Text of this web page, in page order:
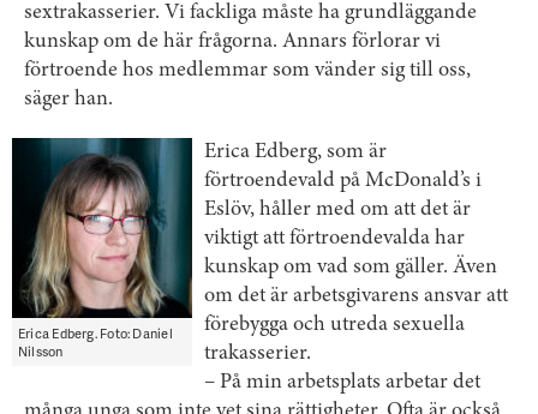
sextrakasserier. Vi fackliga måste ha grundläggande
kunskap om de här frågorna. Annars förlorar vi
förtroende hos medlemmar som vänder sig till oss,
säger han.
Erica Edberg. Foto: Daniel
Nilsson
Erica Edberg, som är
förtroendevald på McDonald’s i
Eslöv, håller med om att det är
viktigt att förtroendevalda har
kunskap om vad som gäller. Även
om det är arbetsgivarens ansvar att
förebygga och utreda sexuella
trakasserier.
– På min arbetsplats arbetar det